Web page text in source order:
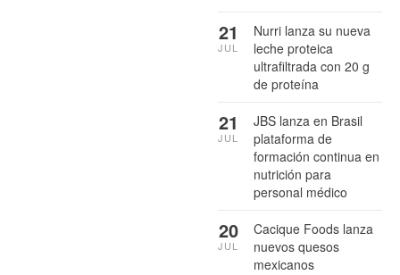
Nurri lanza su nueva
leche proteica
ultrafiltrada con 20 g
de proteína
21
JUL
JBS lanza en Brasil
plataforma de
formación continua en
nutrición para
personal médico
21
JUL
Cacique Foods lanza
nuevos quesos
mexicanos
20
JUL